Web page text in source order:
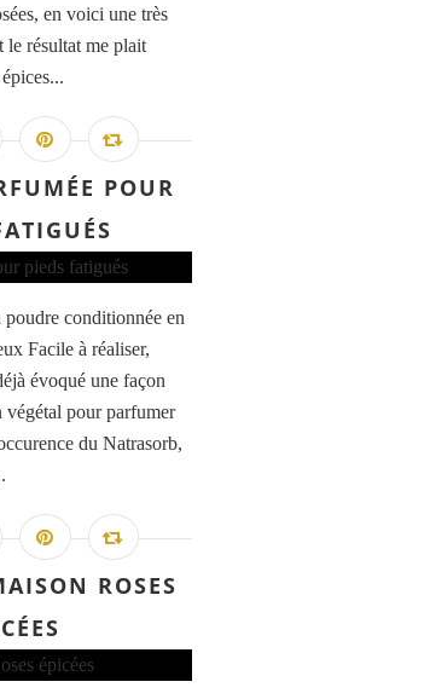
en voici une très
le résultat me plait
POUR
conditionnée en
Facile à réaliser,
évoqué une façon
végétal pour parfumer
du Natrasorb,
ROSES